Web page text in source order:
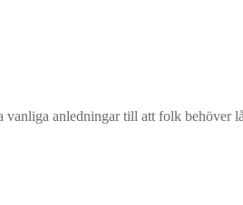
anledningar till att folk behöver